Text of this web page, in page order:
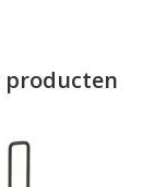
producten